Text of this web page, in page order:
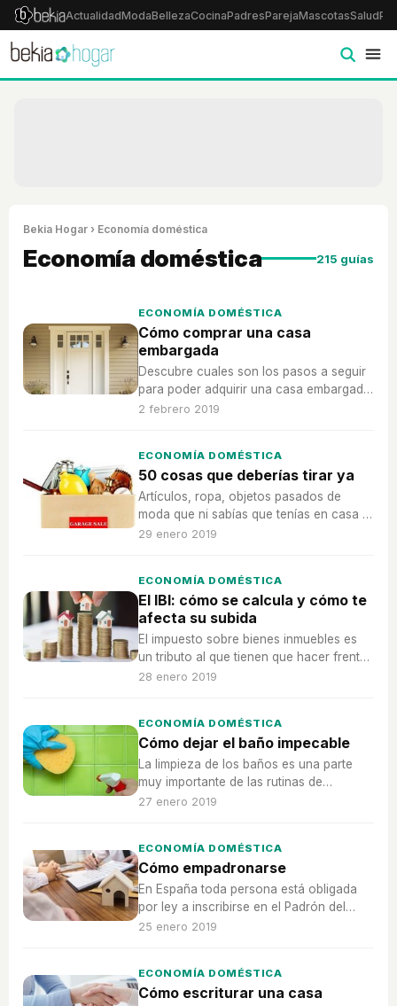
ActualidadModaBellezaCocinaPadresParejaMascotasSalud
Bekia Hogar › Economía doméstica
Economía doméstica 215 guías
ECONOMÍA DOMÉSTICA
Cómo comprar una casa
embargada
Descubre cuales son los pasos a seguir
para poder adquirir una casa embargada,
sus pros y sus contras.
2 febrero 2019
ECONOMÍA DOMÉSTICA
50 cosas que deberías tirar ya
Artículos, ropa, objetos pasados de
moda que ni sabías que tenías en casa y
que ya es hora de que dejen de formar
29 enero 2019
ECONOMÍA DOMÉSTICA
El IBI: cómo se calcula y cómo te
afecta su subida
El impuesto sobre bienes inmuebles es
un tributo al que tienen que hacer frente
todos los años los propietarios de algún
28 enero 2019
ECONOMÍA DOMÉSTICA
Cómo dejar el baño impecable
La limpieza de los baños es una parte
muy importante de las rutinas de
organización y limpieza. Bekia te da un
27 enero 2019
ECONOMÍA DOMÉSTICA
Cómo empadronarse
En España toda persona está obligada
por ley a inscribirse en el Padrón del
municipio donde resida habitualmente.
25 enero 2019
ECONOMÍA DOMÉSTICA
Cómo escriturar una casa